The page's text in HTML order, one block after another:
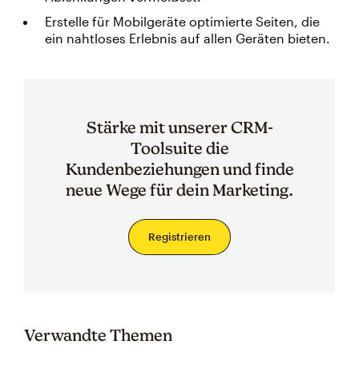
Erstelle für Mobilgeräte optimierte Seiten, die
ein nahtloses Erlebnis auf allen Geräten bieten.
Stärke mit unserer CRM-
Toolsuite die
Kundenbeziehungen und finde
neue Wege für dein Marketing.
Registrieren
Verwandte Themen